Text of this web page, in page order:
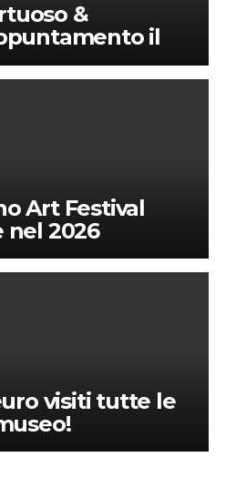
&
il
Blu con
Art Festival
nel 2026
visiti tutte le